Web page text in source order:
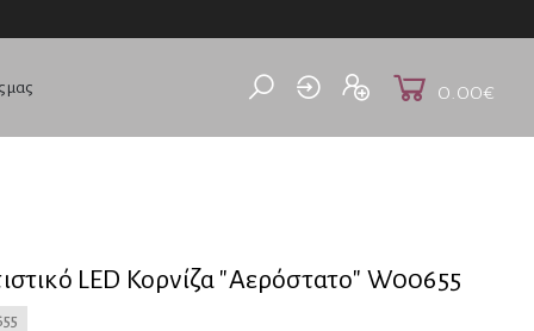
μας 0.00€
LED Κορνίζα "Αερόστατο" W00655